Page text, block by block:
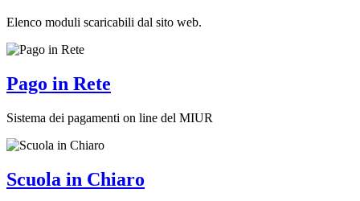
Elenco moduli scaricabili dal sito web.
Pago in Rete
Sistema dei pagamenti on line del MIUR
Scuola in Chiaro